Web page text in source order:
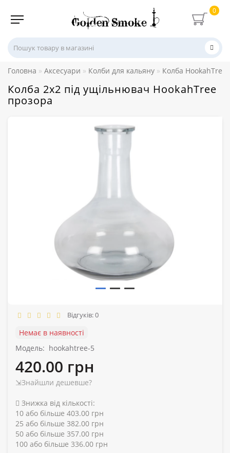
0
Головна Аксесуари Колби для кальяну Колба HookahTree
Колба 2х2 під ущільнювач HookahTree
прозора
Відгуків: 0
Немає в наявності
Модель: hookahtree-5
420.00 грн
⇲Знайшли дешевше?
Знижка від кількості:
10 або більше 403.00 грн
25 або більше 382.00 грн
50 або більше 357.00 грн
100 або більше 336.00 грн